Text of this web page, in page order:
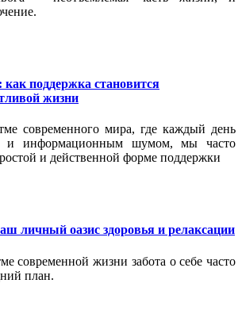
поддержка становится
жизни
современного мира, где каждый день
и информационным шумом, мы часто
и действенной форме поддержки
личный оазис здоровья и релаксации
современной жизни забота о себе часто
план.